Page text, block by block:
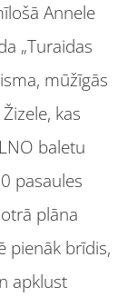
Annele
„Turaidas
mūžīgās
kas
baletu
pasaules
plāna
pienāk brīdis,
apklust